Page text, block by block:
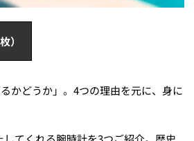
）
かどうか」。4つの理由を元に、身に